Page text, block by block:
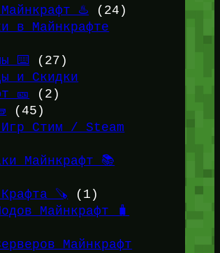
♨️ (24)
в Майнкрафте
⌨️
(27)
и Скидки
🎫
(2)
(45)
Игр Стим / Steam
Майнкрафт 📚
🪚 (1)
Майнкрафт 🧳
Майнкрафт